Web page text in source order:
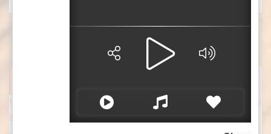
Meloni risponde a Conte “Verità sul Covid non è un processo pol
itico, ma un dovere verso la nazione”